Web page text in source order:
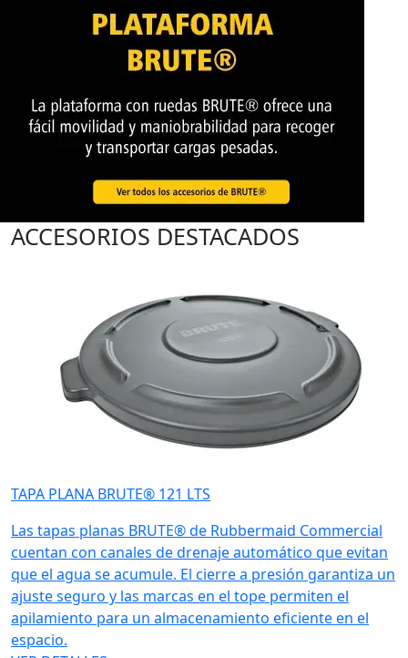
ACCESORIOS DESTACADOS
TAPA PLANA BRUTE® 121 LTS
Las tapas planas BRUTE® de Rubbermaid Commercial
cuentan con canales de drenaje automático que evitan
que el agua se acumule. El cierre a presión garantiza un
ajuste seguro y las marcas en el tope permiten el
apilamiento para un almacenamiento eficiente en el
espacio.